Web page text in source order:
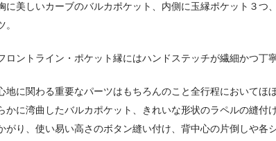
に美しいカーブのバルカポケット、内側に玉縁ポケット３つ
ロントライン・ポケット縁にはハンドステッチが繊細かつ丁
地に関わる重要なパーツはもちろんのこと全行程においてほ
かに湾曲したバルカポケット、きれいな形状のラペルの縫付
がり、使い易い高さのボタン縫い付け、背中心の片倒しや各